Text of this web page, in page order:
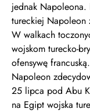
jednak
tureckiej Napoleon
W walkach
wojskom turecko-
ofensywę
Napoleon
25 lipca pod Abu
na Egipt wojska